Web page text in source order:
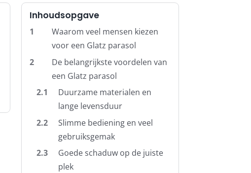
Inhoudsopgave
1
Waarom veel mensen kiezen
voor een Glatz parasol
2
De belangrijkste voordelen van
een Glatz parasol
2.1
Duurzame materialen en
lange levensduur
2.2
Slimme bediening en veel
gebruiksgemak
2.3
Goede schaduw op de juiste
plek